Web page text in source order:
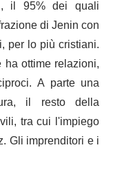
il 95% dei quali
di Jenin con
per lo più cristiani.
ottime relazioni,
A parte una
il resto della
tra cui l'impiego
Gli imprenditori e i